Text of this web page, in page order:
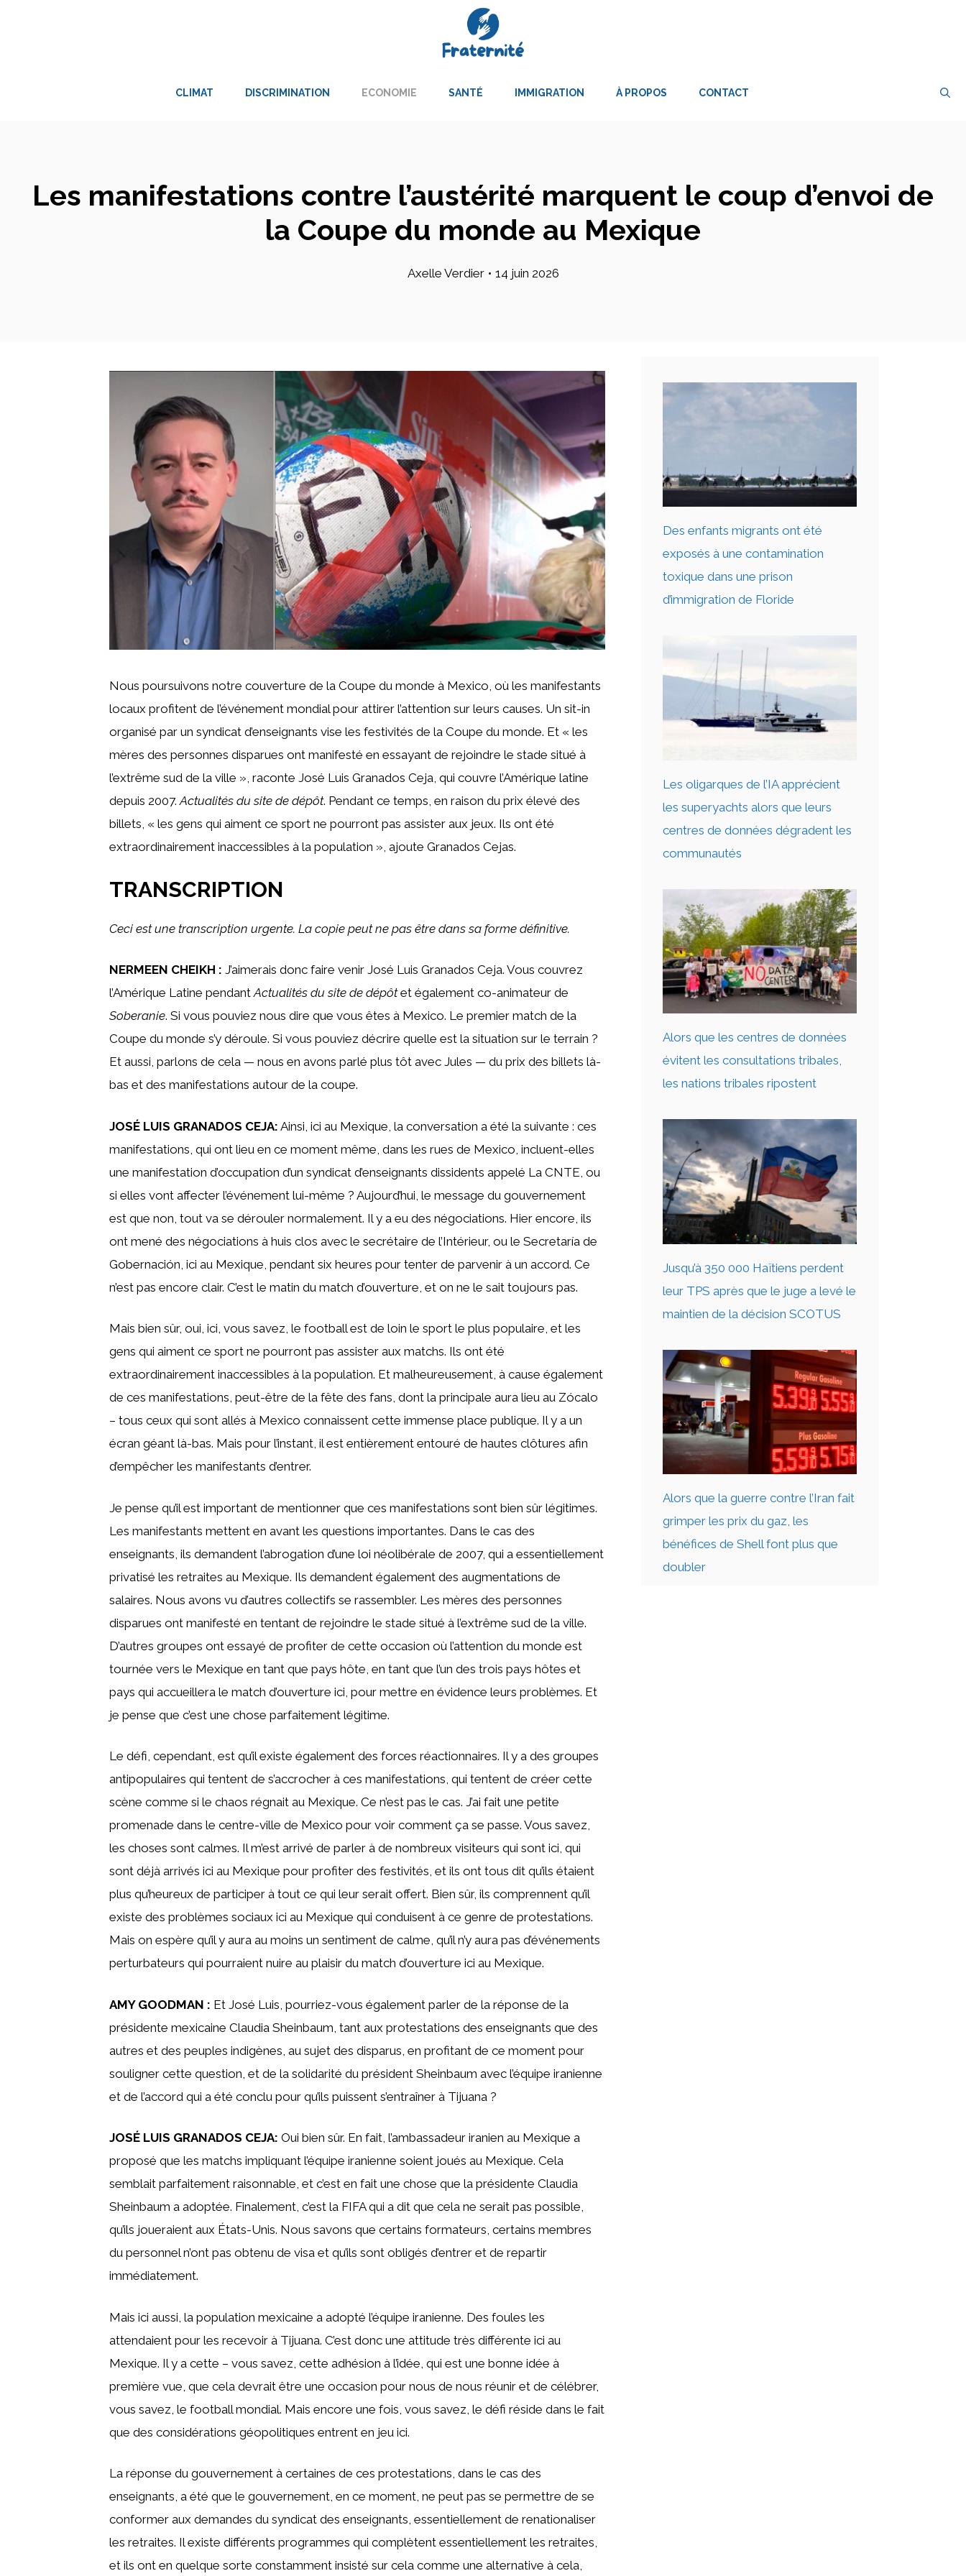
CLIMAT DISCRIMINATION ECONOMIE SANTÉ IMMIGRATION À PROPOS CONTACT
Les manifestations contre l’austérité marquent le coup d’envoi de
la Coupe du monde au Mexique
Axelle Verdier • 14 juin 2026
Nous poursuivons notre couverture de la Coupe du monde à Mexico, où les manifestants
locaux profitent de l’événement mondial pour attirer l’attention sur leurs causes. Un sit-in
organisé par un syndicat d’enseignants vise les festivités de la Coupe du monde. Et « les
mères des personnes disparues ont manifesté en essayant de rejoindre le stade situé à
l’extrême sud de la ville », raconte José Luis Granados Ceja, qui couvre l’Amérique latine
depuis 2007.Actualités du site de dépôt. Pendant ce temps, en raison du prix élevé des
billets, « les gens qui aiment ce sport ne pourront pas assister aux jeux. Ils ont été
extraordinairement inaccessibles à la population », ajoute Granados Cejas.
TRANSCRIPTION
Ceci est une transcription urgente. La copie peut ne pas être dans sa forme définitive.
NERMEEN CHEIKH : J’aimerais donc faire venir José Luis Granados Ceja. Vous couvrez
l’Amérique Latine pendantActualités du site de dépôtet également co-animateur de
Soberanie. Si vous pouviez nous dire que vous êtes à Mexico. Le premier match de la
Coupe du monde s’y déroule. Si vous pouviez décrire quelle est la situation sur le terrain ?
Et aussi, parlons de cela — nous en avons parlé plus tôt avec Jules — du prix des billets là-
bas et des manifestations autour de la coupe.
JOSÉ LUIS GRANADOS CEJA: Ainsi, ici au Mexique, la conversation a été la suivante : ces
manifestations, qui ont lieu en ce moment même, dans les rues de Mexico, incluent-elles
une manifestation d’occupation d’un syndicat d’enseignants dissidents appelé La CNTE, ou
si elles vont affecter l’événement lui-même ? Aujourd’hui, le message du gouvernement
est que non, tout va se dérouler normalement. Il y a eu des négociations. Hier encore, ils
ont mené des négociations à huis clos avec le secrétaire de l’Intérieur, ou le Secretaría de
Gobernación, ici au Mexique, pendant six heures pour tenter de parvenir à un accord. Ce
n’est pas encore clair. C’est le matin du match d’ouverture, et on ne le sait toujours pas.
Mais bien sûr, oui, ici, vous savez, le football est de loin le sport le plus populaire, et les
gens qui aiment ce sport ne pourront pas assister aux matchs. Ils ont été
extraordinairement inaccessibles à la population. Et malheureusement, à cause également
de ces manifestations, peut-être de la fête des fans, dont la principale aura lieu au Zócalo
– tous ceux qui sont allés à Mexico connaissent cette immense place publique. Il y a un
écran géant là-bas. Mais pour l’instant, il est entièrement entouré de hautes clôtures afin
d’empêcher les manifestants d’entrer.
Je pense qu’il est important de mentionner que ces manifestations sont bien sûr légitimes.
Les manifestants mettent en avant les questions importantes. Dans le cas des
enseignants, ils demandent l’abrogation d’une loi néolibérale de 2007, qui a essentiellement
privatisé les retraites au Mexique. Ils demandent également des augmentations de
salaires. Nous avons vu d’autres collectifs se rassembler. Les mères des personnes
disparues ont manifesté en tentant de rejoindre le stade situé à l’extrême sud de la ville.
D’autres groupes ont essayé de profiter de cette occasion où l’attention du monde est
tournée vers le Mexique en tant que pays hôte, en tant que l’un des trois pays hôtes et
pays qui accueillera le match d’ouverture ici, pour mettre en évidence leurs problèmes. Et
je pense que c’est une chose parfaitement légitime.
Le défi, cependant, est qu’il existe également des forces réactionnaires. Il y a des groupes
antipopulaires qui tentent de s’accrocher à ces manifestations, qui tentent de créer cette
scène comme si le chaos régnait au Mexique. Ce n’est pas le cas. J’ai fait une petite
promenade dans le centre-ville de Mexico pour voir comment ça se passe. Vous savez,
les choses sont calmes. Il m’est arrivé de parler à de nombreux visiteurs qui sont ici, qui
sont déjà arrivés ici au Mexique pour profiter des festivités, et ils ont tous dit qu’ils étaient
plus qu’heureux de participer à tout ce qui leur serait offert. Bien sûr, ils comprennent qu’il
existe des problèmes sociaux ici au Mexique qui conduisent à ce genre de protestations.
Mais on espère qu’il y aura au moins un sentiment de calme, qu’il n’y aura pas d’événements
perturbateurs qui pourraient nuire au plaisir du match d’ouverture ici au Mexique.
AMY GOODMAN : Et José Luis, pourriez-vous également parler de la réponse de la
présidente mexicaine Claudia Sheinbaum, tant aux protestations des enseignants que des
autres et des peuples indigènes, au sujet des disparus, en profitant de ce moment pour
souligner cette question, et de la solidarité du président Sheinbaum avec l’équipe iranienne
et de l’accord qui a été conclu pour qu’ils puissent s’entraîner à Tijuana ?
JOSÉ LUIS GRANADOS CEJA: Oui bien sûr. En fait, l’ambassadeur iranien au Mexique a
proposé que les matchs impliquant l’équipe iranienne soient joués au Mexique. Cela
semblait parfaitement raisonnable, et c’est en fait une chose que la présidente Claudia
Sheinbaum a adoptée. Finalement, c’est la FIFA qui a dit que cela ne serait pas possible,
qu’ils joueraient aux États-Unis. Nous savons que certains formateurs, certains membres
du personnel n’ont pas obtenu de visa et qu’ils sont obligés d’entrer et de repartir
immédiatement.
Mais ici aussi, la population mexicaine a adopté l’équipe iranienne. Des foules les
attendaient pour les recevoir à Tijuana. C’est donc une attitude très différente ici au
Mexique. Il y a cette – vous savez, cette adhésion à l’idée, qui est une bonne idée à
première vue, que cela devrait être une occasion pour nous de nous réunir et de célébrer,
vous savez, le football mondial. Mais encore une fois, vous savez, le défi réside dans le fait
que des considérations géopolitiques entrent en jeu ici.
La réponse du gouvernement à certaines de ces protestations, dans le cas des
enseignants, a été que le gouvernement, en ce moment, ne peut pas se permettre de se
conformer aux demandes du syndicat des enseignants, essentiellement de renationaliser
les retraites. Il existe différents programmes qui complètent essentiellement les retraites,
et ils ont en quelque sorte constamment insisté sur cela comme une alternative à cela,
Des enfants migrants ont été
exposés à une contamination
toxique dans une prison
d’immigration de Floride
Les oligarques de l’IA apprécient
les superyachts alors que leurs
centres de données dégradent les
communautés
Alors que les centres de données
évitent les consultations tribales,
les nations tribales ripostent
Jusqu’à 350 000 Haïtiens perdent
leur TPS après que le juge a levé le
maintien de la décision SCOTUS
Alors que la guerre contre l’Iran fait
grimper les prix du gaz, les
bénéfices de Shell font plus que
doubler